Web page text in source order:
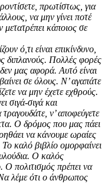
πρωτίστως, για
να μην γίνει ποτέ
κάποιος σε
ό,τι είναι επικίνδυνο,
διπλανούς. Πολλές φορές
μας αφορά. Αυτό είναι
σε όλους. Ν’ αγαπάτε
να μην έχετε εχθρούς.
σιγά-σιγά και
ν’ αποφεύγετε
Ο δρόμος που μας πάει
να κάνουμε ωραίες
καλό βιβλίο ομορφαίνει
Ο καλός
Ο πολιτισμός πρέπει να
λέμε ότι ο άνθρωπος